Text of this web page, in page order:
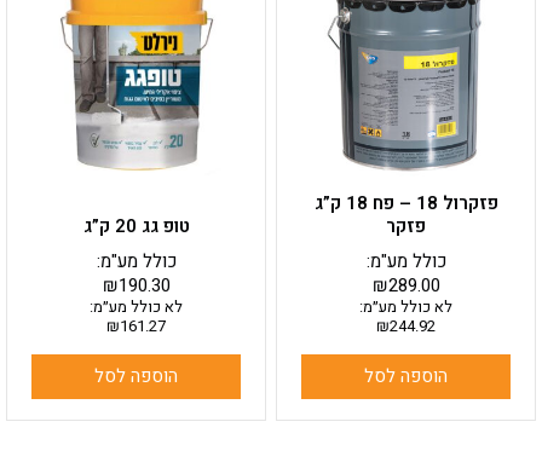
פזקרול 18 – פח 18 ק”ג
פזקר
₪289.00
כולל מע"מ:
לא כולל מע״מ:
₪244.92
הוספה לסל
טופ גג 20 ק”ג
₪190.30
כולל מע"מ:
לא כולל מע״מ:
₪161.27
הוספה לסל